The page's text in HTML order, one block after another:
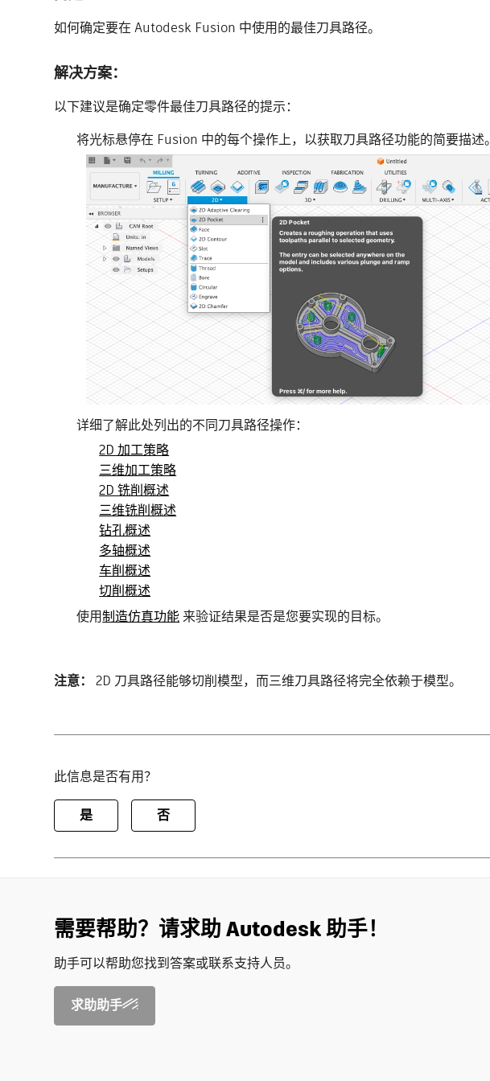
如何确定要在 Autodesk Fusion 中使用的最佳刀具路径。
解决方案：
以下建议是确定零件最佳刀具路径的提示：
将光标悬停在 Fusion 中的每个操作上，以获取刀具路径功能的简要描述。
详细了解此处列出的不同刀具路径操作：
2D 加工策略
三维加工策略
2D 铣削概述
三维铣削概述
钻孔概述
多轴概述
车削概述
切削概述
使用制造仿真功能来验证结果是否是您要实现的目标。
注意： 2D 刀具路径能够切削模型，而三维刀具路径将完全依赖于模型。
此信息是否有用？
是 否
需要帮助？请求助 Autodesk 助手！
助手可以帮助您找到答案或联系支持人员。
求助助手